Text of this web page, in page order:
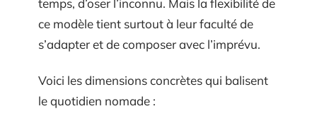
ce modèle tient surtout à leur faculté de
s’adapter et de composer avec l’imprévu.
Voici les dimensions concrètes qui balisent
le quotidien nomade :